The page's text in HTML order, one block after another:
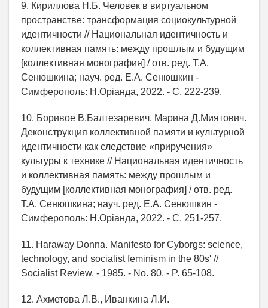
9. Кириллова Н.Б. Человек в виртуальном
пространстве: трансформация социокультурной
идентичности // Национальная идентичность и
коллективная память: между прошлым и будущим
[коллективная монография] / отв. ред. Т.А.
Сенюшкина; науч. ред. Е.А. Сенюшкин -
Симферополь: Н.Орiанда, 2022. - С. 222-239.
10. Боривое В.Балтезаревич, Марина Д.Миятович.
Деконструкция коллективной памяти и культурной
идентичности как следствие «приручения»
культуры к технике // Национальная идентичность
и коллективная память: между прошлым и
будущим [коллективная монография] / отв. ред.
Т.А. Сенюшкина; науч. ред. Е.А. Сенюшкин -
Симферополь: Н.Орiанда, 2022. - С. 251-257.
11. Haraway Donna. Manifesto for Cyborgs: science,
technology, and socialist feminism in the 80s' //
Socialist Review. - 1985. - No. 80. - P. 65-108.
12. Ахметова Л.В., Иванкина Л.И.